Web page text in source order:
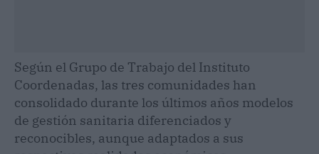
Según el Grupo de Trabajo del Instituto
Coordenadas, las tres comunidades han
consolidado durante los últimos años modelos
de gestión sanitaria diferenciados y
reconocibles, aunque adaptados a sus